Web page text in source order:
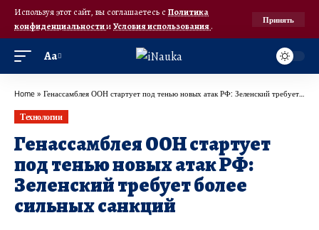
Используя этот сайт, вы соглашаетесь с Политика
конфиденциальностииУсловия использования.
Принять
Аа
Home » Генассамблея ООН стартует под тенью новых атак РФ: Зеленский требует более сильных санкций
Технологии
Генассамблея ООН стартует
под тенью новых атак РФ:
Зеленский требует более
сильных санкций